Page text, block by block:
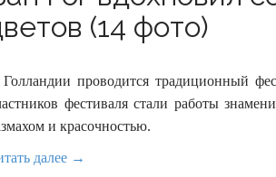
(14 фото)
проводится традиционный
фестиваля стали работы
и красочностью.
далее →